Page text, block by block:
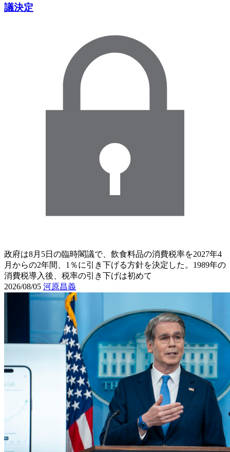
議決定
政府は8月5日の臨時閣議で、飲食料品の消費税率を2027年4
月からの2年間、1％に引き下げる方針を決定した。1989年の
消費税導入後、税率の引き下げは初めて
2026/08/05 河原昌義